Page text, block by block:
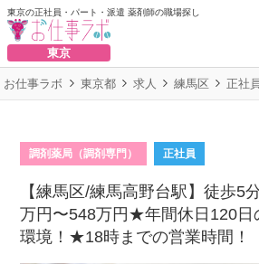
東京の正社員・パート・派遣 薬剤師の職場探し
東京
お仕事ラボ 東京都 求人 練馬区 正社員
調剤薬局（調剤専門） 正社員
【練馬区/練馬高野台駅】徒歩
万円〜548万円★年間休日120日
環境！★18時までの営業時間！